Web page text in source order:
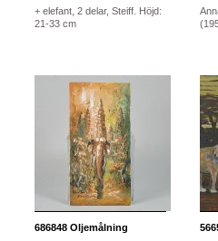
+ elefant, 2 delar, Steiff. Höjd:
21-33 cm
686848 Oljemålning